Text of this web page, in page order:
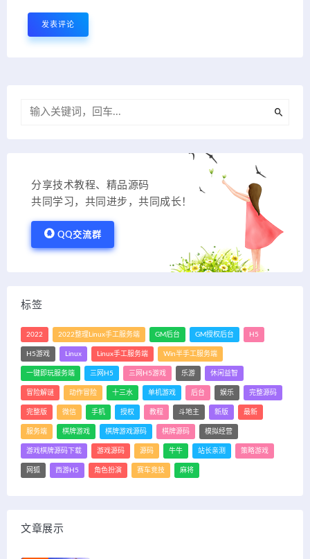
分享技术教程、精品源码
共同学习，共同进步，共同成长！
QQ交流群
标签
2022 2022整理Linux手工服务端 GM后台 GM授权后台 H5
H5游戏 Linux Linux手工服务端 Win半手工服务端
一键即玩服务端 三网H5 三网H5游戏 乐游 休闲益智
冒险解谜 动作冒险 十三水 单机游戏 后台 娱乐 完整源码
完整版 微信 手机 授权 教程 斗地主 新版 最新
服务端 棋牌游戏 棋牌游戏源码 棋牌源码 模拟经营
游戏棋牌源码下载 游戏源码 源码 牛牛 站长亲测 策略游戏
网狐 西游H5 角色扮演 赛车竞技 麻将
文章展示